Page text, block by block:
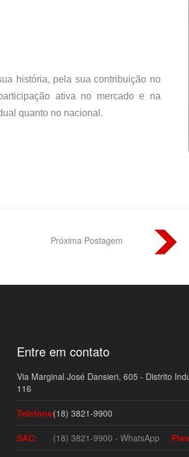
história, pela sua contribuição no
ativa no mercado e na
quanto no nacional.
Próxima Postagem
Entre em contato
Via Marginal José Dansieri, 605 - Distrito
116
Telefone:(18) 3821-9900
SAC: (18) 3821-9900 - WhatsApp